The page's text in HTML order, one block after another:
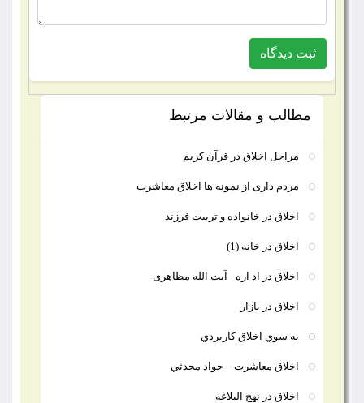
ثبت دیدگاه
مطالب و مقالات مرتبط
مراحل اخلاق در قرآن کریم
مردم داری از نمونه ها اخلاق معاشرت
اخلاق در خانواده و تربيت فرزند
اخلاق در خانه (1)
اخلاق در اد اره - آیت الله مظاهری
اخلاق در بازار
به سوي اخلاق كاربردي
اخلاق معاشرت – جواد محدثي
اخلاق در نهج البلاغه